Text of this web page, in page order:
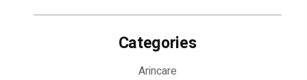
Categories
Arincare